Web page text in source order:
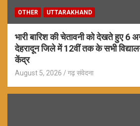
OTHER UTTARAKHAND
भारी बारिश की चेतावनी को देखते हुए 6
देहरादून जिले में 12वीं तक के सभी
केंद्र
August 5, 2026 गढ़ संवेदना